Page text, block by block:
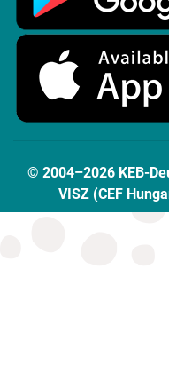
© 2004–2026 KEB-
VISZ (CEF